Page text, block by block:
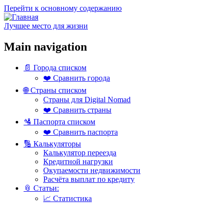
Перейти к основному содержанию
Лучшее место для жизни
Main navigation
📄 Города списком
❤️ Сравнить города
🌐 Страны списком
Страны для Digital Nomad
❤️ Сравнить страны
🛂 Паспорта списком
❤️ Сравнить паспорта
🔢 Калькуляторы
Калькулятор переезда
Кредитной нагрузки
Окупаемости недвижимости
Расчёта выплат по кредиту
📎 Статьи:
📈 Статистика